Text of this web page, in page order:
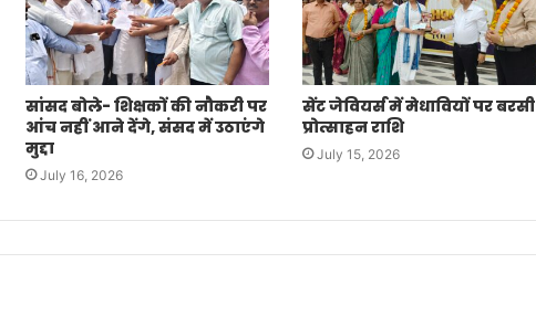
सांसद बोले- शिक्षकों की नौकरी पर
आंच नहीं आने देंगे, संसद में उठाएंगे
मुद्दा
July 16, 2026
सेंट जेवियर्स में मेधावियों पर बरसी
प्रोत्साहन राशि
July 15, 2026